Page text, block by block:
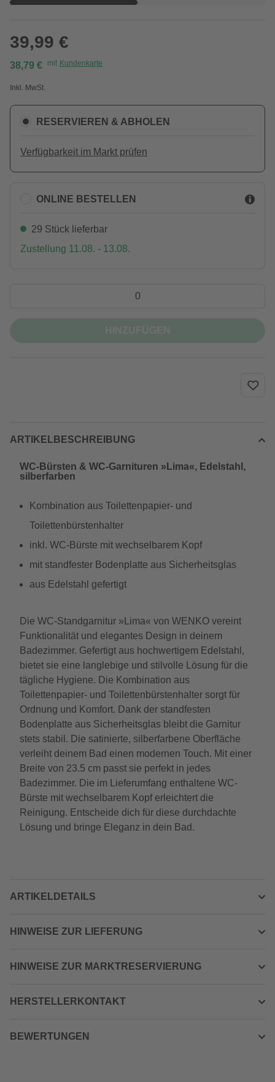
39,99 €
38,79 € mit Kundenkarte
Inkl. MwSt.
RESERVIEREN & ABHOLEN
Verfügbarkeit im Markt prüfen
ONLINE BESTELLEN
29 Stück lieferbar
Zustellung 11.08. - 13.08.
ARTIKELBESCHREIBUNG
WC-Bürsten & WC-Garnituren »Lima«, Edelstahl,
silberfarben
Kombination aus Toilettenpapier- und
Toilettenbürstenhalter
inkl. WC-Bürste mit wechselbarem Kopf
mit standfester Bodenplatte aus Sicherheitsglas
aus Edelstahl gefertigt
Die WC-Standgarnitur »Lima« von WENKO vereint
Funktionalität und elegantes Design in deinem
Badezimmer. Gefertigt aus hochwertigem Edelstahl,
bietet sie eine langlebige und stilvolle Lösung für die
tägliche Hygiene. Die Kombination aus
Toilettenpapier- und Toilettenbürstenhalter sorgt für
Ordnung und Komfort. Dank der standfesten
Bodenplatte aus Sicherheitsglas bleibt die Garnitur
stets stabil. Die satinierte, silberfarbene Oberfläche
verleiht deinem Bad einen modernen Touch. Mit einer
Breite von 23.5 cm passt sie perfekt in jedes
Badezimmer. Die im Lieferumfang enthaltene WC-
Bürste mit wechselbarem Kopf erleichtert die
Reinigung. Entscheide dich für diese durchdachte
Lösung und bringe Eleganz in dein Bad.
ARTIKELDETAILS
HINWEISE ZUR LIEFERUNG
HINWEISE ZUR MARKTRESERVIERUNG
HERSTELLERKONTAKT
BEWERTUNGEN